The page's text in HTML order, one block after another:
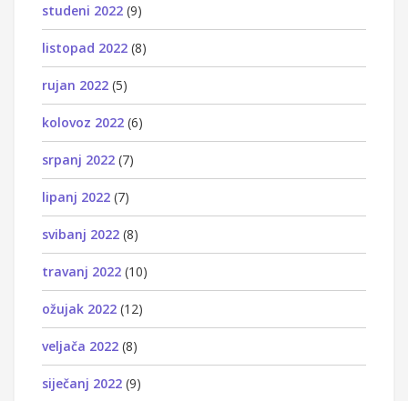
studeni 2022 (9)
listopad 2022 (8)
rujan 2022 (5)
kolovoz 2022 (6)
srpanj 2022 (7)
lipanj 2022 (7)
svibanj 2022 (8)
travanj 2022 (10)
ožujak 2022 (12)
veljača 2022 (8)
siječanj 2022 (9)